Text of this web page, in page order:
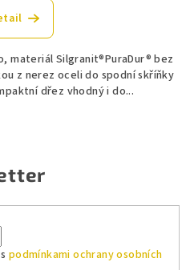
materiál Silgranit®PuraDur® bez
z nerez oceli do spodní skříňky
dřez vhodný i do...
podmínkami ochrany osobních